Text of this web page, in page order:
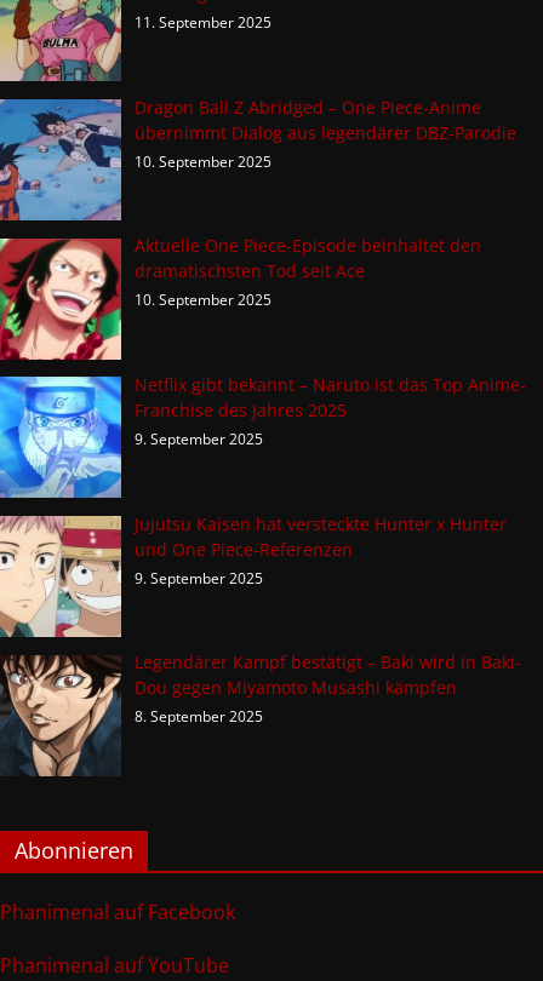
11. September 2025
Dragon Ball Z Abridged – One Piece-Anime
übernimmt Dialog aus legendärer DBZ-Parodie
10. September 2025
Aktuelle One Piece-Episode beinhaltet den
dramatischsten Tod seit Ace
10. September 2025
Netflix gibt bekannt – Naruto ist das Top Anime-
Franchise des Jahres 2025
9. September 2025
Jujutsu Kaisen hat versteckte Hunter x Hunter
und One Piece-Referenzen
9. September 2025
Legendärer Kampf bestätigt – Baki wird in Baki-
Dou gegen Miyamoto Musashi kämpfen
8. September 2025
Abonnieren
Phanimenal auf Facebook
Phanimenal auf YouTube